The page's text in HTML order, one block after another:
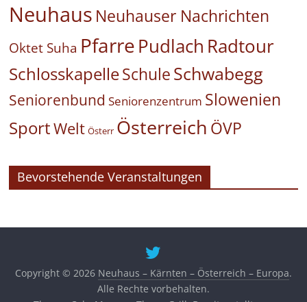
Neuhaus Neuhauser Nachrichten
Oktet Suha PfarrePudlach Radtour
SchlosskapelleSchuleSchwabegg
Seniorenbund Seniorenzentrum Slowenien
SportWelt Österr Österreich ÖVP
Bevorstehende Veranstaltungen
Copyright © 2026 Neuhaus – Kärnten – Österreich – Europa.
Alle Rechte vorbehalten.